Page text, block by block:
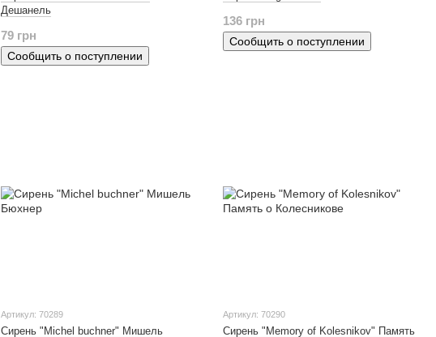
Дешанель
79 грн
Сообщить о поступлении
136 грн
Сообщить о поступлении
Артикул: 70289
Сирень "Michel buchner" Мишель
Артикул: 70290
Сирень "Memory of Kolesnikov" Память